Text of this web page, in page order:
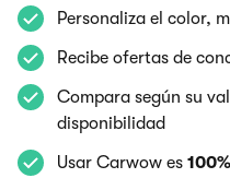
Personaliza el color,
Recibe ofertas de
Compara según su
disponibilidad
Usar Carwow es